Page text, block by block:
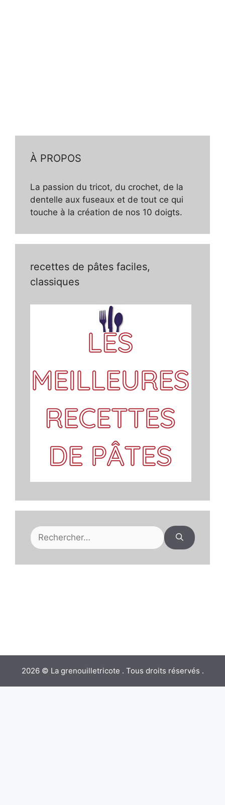
À PROPOS
La passion du tricot, du crochet, de la
dentelle aux fuseaux et de tout ce qui
touche à la création de nos 10 doigts.
recettes de pâtes faciles,
classiques
Rechercher :
2026 © La grenouilletricote . Tous droits réservés .